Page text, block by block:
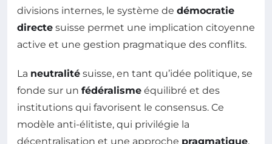
divisions internes, le système de démocratie
directe suisse permet une implication citoyenne
active et une gestion pragmatique des conflits.
La neutralité suisse, en tant qu’idée politique, se
fonde sur un fédéralisme équilibré et des
institutions qui favorisent le consensus. Ce
modèle anti-élitiste, qui privilégie la
décentralisation et une approche pragmatique,